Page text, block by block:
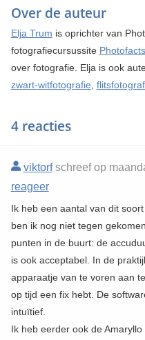
Over de auteur
Elja Trum is oprichter van
fotografiecursussite
over fotografie. Elja is ook
zwart-witfotografie
4 reacties
viktorfschreef op
reageer
Ik heb een aantal van dit
ben ik nog niet tegen
punten in de buurt: de
is ook acceptabel. In de
apparaatje van te voren aan
op tijd een fix hebt. De
intuïtief.
Ik heb eerder ook de